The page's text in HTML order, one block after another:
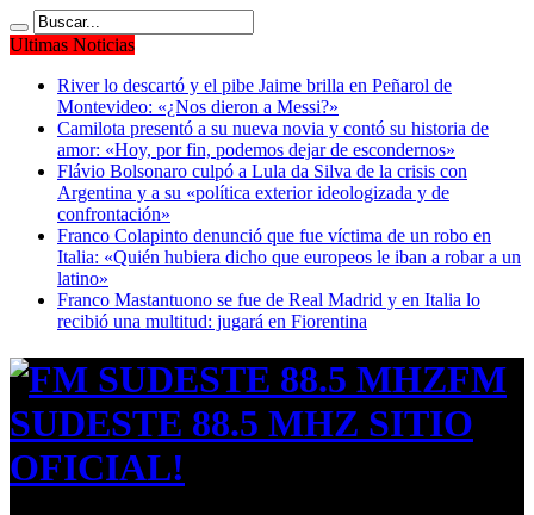
Ultimas Noticias
River lo descartó y el pibe Jaime brilla en Peñarol de
Montevideo: «¿Nos dieron a Messi?»
Camilota presentó a su nueva novia y contó su historia de
amor: «Hoy, por fin, podemos dejar de escondernos»
Flávio Bolsonaro culpó a Lula da Silva de la crisis con
Argentina y a su «política exterior ideologizada y de
confrontación»
Franco Colapinto denunció que fue víctima de un robo en
Italia: «Quién hubiera dicho que europeos le iban a robar a un
latino»
Franco Mastantuono se fue de Real Madrid y en Italia lo
recibió una multitud: jugará en Fiorentina
FM
SUDESTE 88.5 MHZ SITIO
OFICIAL!